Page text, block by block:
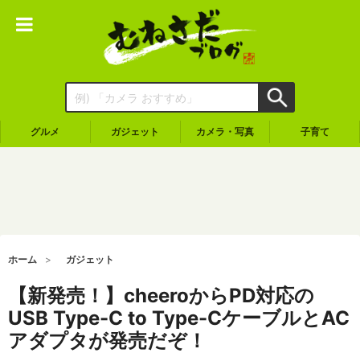
グルメ ガジェット カメラ・写真 子育て
ホーム ガジェット
【新発売！】cheeroからPD対応の
USB Type-C to Type-CケーブルとAC
アダプタが発売だぞ！